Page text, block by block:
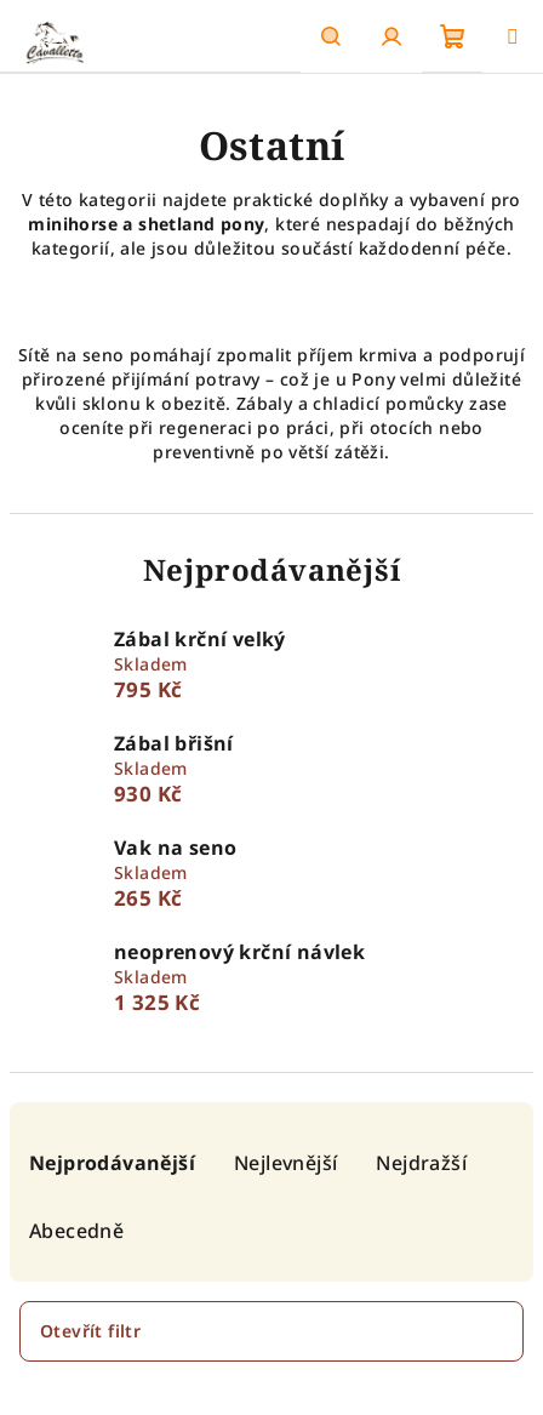
obsah
HledatPřihlášení
Ostatní
V této kategorii najdete praktické doplňky a vybavení pro
minihorse a shetland pony, které nespadají do běžných
kategorií, ale jsou důležitou součástí každodenní péče.
Sítě na seno pomáhají zpomalit příjem krmiva a podporují
přirozené přijímání potravy – což je u Pony velmi důležité
kvůli sklonu k obezitě. Zábaly a chladicí pomůcky zase
oceníte při regeneraci po práci, při otocích nebo
preventivně po větší zátěži.
Nejprodávanější
Zábal krční velký
Skladem
795 Kč
Zábal břišní
Skladem
930 Kč
Vak na seno
Skladem
265 Kč
neoprenový krční návlek
Skladem
1 325 Kč
r
Nejprodávanější Nejlevnější Nejdražší
Abecedně
Otevřít filtr